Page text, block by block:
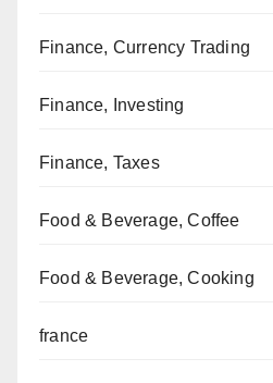
Finance, Currency Trading
Finance, Investing
Finance, Taxes
Food & Beverage, Coffee
Food & Beverage, Cooking
france